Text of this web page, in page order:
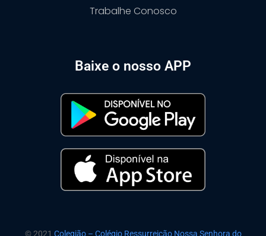
Trabalhe Conosco
Baixe o nosso APP
© 2021 Colegião – Colégio Ressurreição Nossa Senhora do